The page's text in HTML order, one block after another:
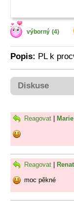
výborný (4)
Popis: PL k
Diskuse
Reagovat
Reagovat
moc pěkné